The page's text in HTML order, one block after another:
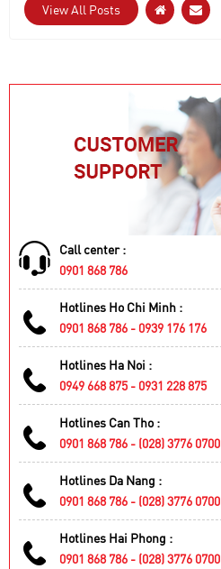
View All Posts
Call center :
0901 868 786
Hotlines Ho Chi Minh :
0901 868 786 - 0939 176 176
Hotlines Ha Noi :
0949 668 875 - 0931 228 875
Hotlines Can Tho :
0901 868 786 - (028) 3776 0700
Hotlines Da Nang :
0901 868 786 - (028) 3776 0700
Hotlines Hai Phong :
0901 868 786 - (028) 3776 0700